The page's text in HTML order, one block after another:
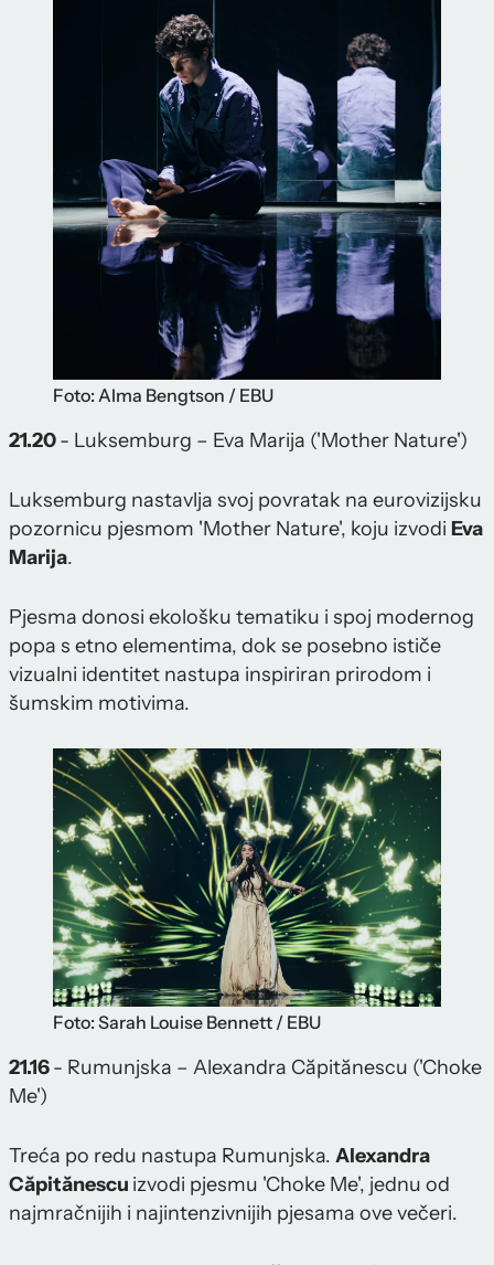
Foto: Alma Bengtson / EBU
21.20- Luksemburg – Eva Marija ('Mother Nature')
Luksemburg nastavlja svoj povratak na eurovizijsku
pozornicu pjesmom 'Mother Nature', koju izvodi Eva
Marija.
Pjesma donosi ekološku tematiku i spoj modernog
popa s etno elementima, dok se posebno ističe
vizualni identitet nastupa inspiriran prirodom i
šumskim motivima.
Foto: Sarah Louise Bennett / EBU
21.16- Rumunjska – Alexandra Căpitănescu ('Choke
Me')
Treća po redu nastupa Rumunjska. Alexandra
Căpitănescu izvodi pjesmu 'Choke Me', jednu od
najmračnijih i najintenzivnijih pjesama ove večeri.